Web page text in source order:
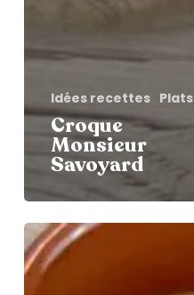
Idées recettes Plats
Croque
Monsieur
Savoyard